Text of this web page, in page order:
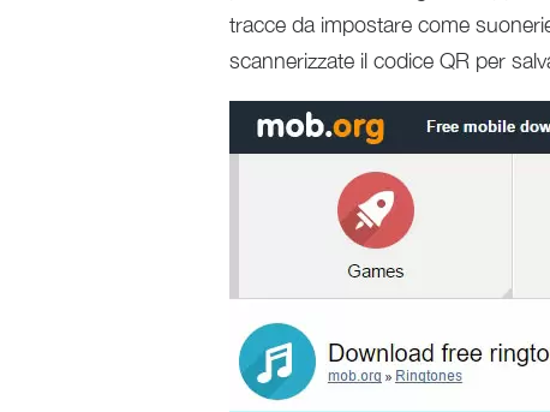
tracce da impostare come
scannerizzate il codice QR per